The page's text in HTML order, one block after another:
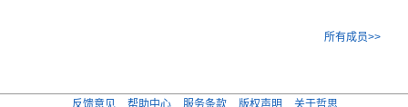
所有成员>>
反馈意见 帮助中心 服务条款 版权声明 关于哲思